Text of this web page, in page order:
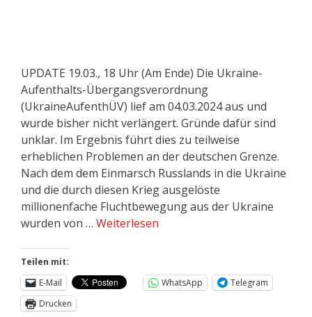
UPDATE 19.03., 18 Uhr (Am Ende) Die Ukraine-
Aufenthalts-Übergangsverordnung
(UkraineAufenthÜV) lief am 04.03.2024 aus und
wurde bisher nicht verlängert. Gründe dafür sind
unklar. Im Ergebnis führt dies zu teilweise
erheblichen Problemen an der deutschen Grenze.
Nach dem dem Einmarsch Russlands in die Ukraine
und die durch diesen Krieg ausgelöste
millionenfache Fluchtbewegung aus der Ukraine
wurden von … Weiterlesen
Teilen mit:
E-Mail
WhatsApp
Telegram
Drucken